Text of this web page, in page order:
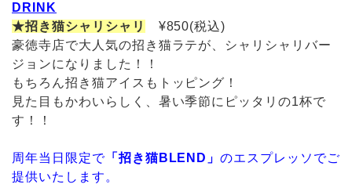
DRINK
★招き猫シャリシャリ
¥850(税込)
豪徳寺店で大人気の招き猫ラテが、シャリシャリバー
ジョンになりました！！
もちろん招き猫アイスもトッピング！
見た目もかわいらしく、暑い季節にピッタリの1杯で
す！！
周年当日限定で「招き猫BLEND」のエスプレッソでご
提供いたします。